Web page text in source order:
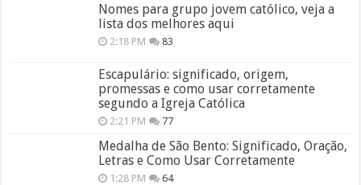
Nomes para grupo jovem católico, veja a
lista dos melhores aqui
2:18 PM 83
Escapulário: significado, origem,
promessas e como usar corretamente
segundo a Igreja Católica
2:21 PM 77
Medalha de São Bento: Significado, Oração,
Letras e Como Usar Corretamente
1:28 PM 64